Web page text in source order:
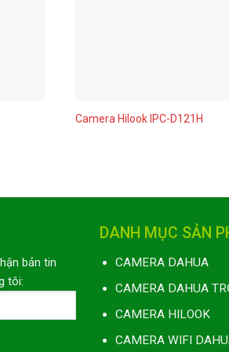
Camera Hilook IPC-D121H
bản tin
tôi:
DANH MỤC SẢN
CAMERA DAHUA
CAMERA DAHUA
CAMERA HILOOK
CAMERA WIFI